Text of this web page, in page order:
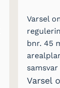
Varsel
bnr. 45
Varsel